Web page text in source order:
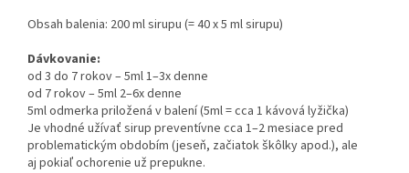
Obsah balenia: 200 ml sirupu (= 40 x 5 ml sirupu)
Dávkovanie:
od 3 do 7 rokov – 5ml 1–3x denne
od 7 rokov – 5ml 2–6x denne
5ml odmerka priložená v balení (5ml = cca 1 kávová lyžička)
Je vhodné užívať sirup preventívne cca 1–2 mesiace pred
problematickým obdobím (jeseň, začiatok škôlky apod.), ale
aj pokiaľ ochorenie už prepukne.